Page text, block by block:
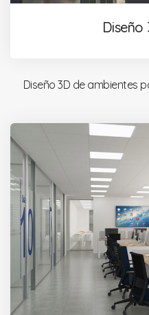
Diseño 3D de ambientes